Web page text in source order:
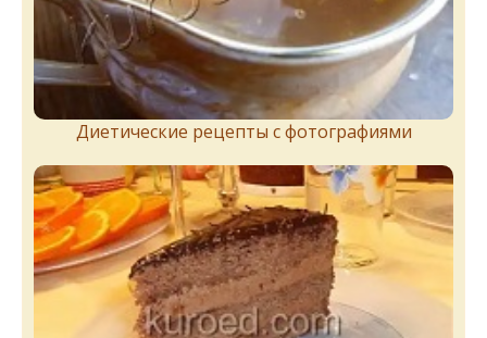
Диетические рецепты с фотографиями